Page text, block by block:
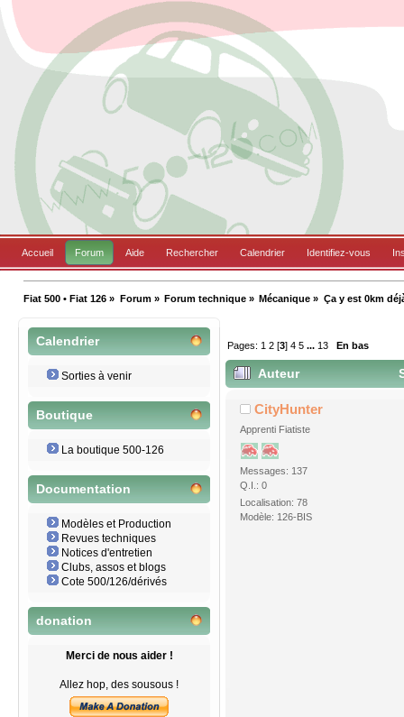
Accueil Forum Aide Rechercher Calendrier Identifiez-vous
Fiat 500 • Fiat 126 » Forum» Forum technique» Mécanique » Ça y est 0km
Calendrier
Sorties à venir
Boutique
La boutique 500-126
Documentation
Modèles et Production
Revues techniques
Notices d'entretien
Clubs, assos et blogs
Cote 500/126/dérivés
donation
Merci de nous aider !
Allez hop, des sousous !
Pages: 1 2 [3]4 5 ... 13 En bas
Auteur
CityHunter
Apprenti Fiatiste
Messages: 137
Q.I.: 0
Localisation: 78
Modèle: 126-BIS